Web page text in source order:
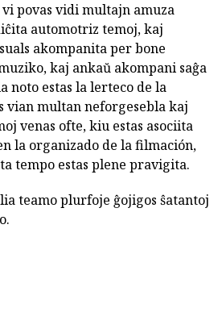
povas vidi multajn amuza
automotriz temoj, kaj
akompanita per bone
kaj ankaŭ akompani saĝa
noto estas la lerteco de la
vian multan neforgesebla kaj
venas ofte, kiu estas asociita
la organizado de la filmación,
tempo estas plene pravigita.
teamo plurfoje ĝojigos ŝatantoj